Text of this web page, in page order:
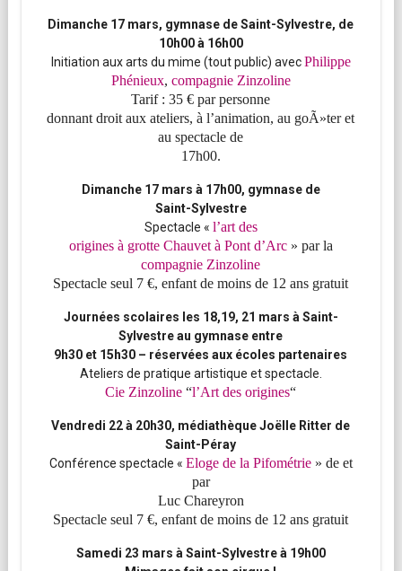
Dimanche 17 mars, gymnase de Saint-Sylvestre, de
10h00 à 16h00
Initiation aux arts du mime (tout public) avecPhilippe
Phénieux, compagnie Zinzoline
Tarif : 35 € par personne
donnant droit aux ateliers, à l’animation, au goÃ»ter et
au spectacle de
17h00.
Dimanche 17 mars à 17h00, gymnase de
Saint-Sylvestre
Spectacle « l’art des
origines à grotte Chauvet à Pont d’Arc » par la
compagnie Zinzoline
Spectacle seul 7 €, enfant de moins de 12 ans gratuit
Journées scolaires les 18,19, 21 mars à Saint-
Sylvestre au gymnase entre
9h30 et 15h30 – réservées aux écoles partenaires
Ateliers de pratique artistique et spectacle.
Cie Zinzoline “l’Art des origines“
Vendredi 22 à 20h30, médiathèque Joëlle Ritter de
Saint-Péray
Conférence spectacle « Eloge de la Pifométrie » de et
par
Luc Chareyron
Spectacle seul 7 €, enfant de moins de 12 ans gratuit
Samedi 23 mars à Saint-Sylvestre à 19h00